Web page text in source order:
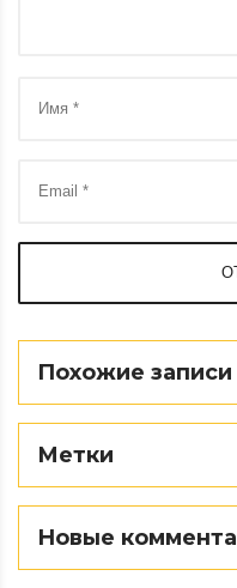
Похожие записи
Метки
Новые